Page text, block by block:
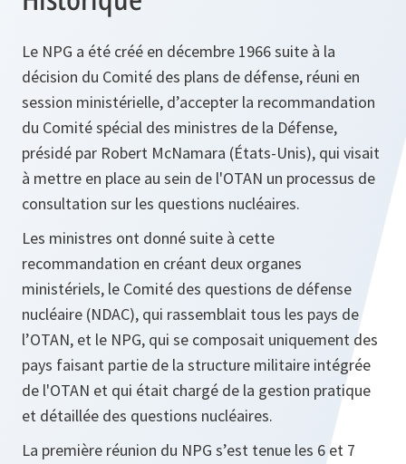
Le NPG a été créé en décembre 1966 suite à la
décision du Comité des plans de défense, réuni en
session ministérielle, d’accepter la recommandation
du Comité spécial des ministres de la Défense,
présidé par Robert McNamara (États-Unis), qui visait
à mettre en place au sein de l'OTAN un processus de
consultation sur les questions nucléaires.
Les ministres ont donné suite à cette
recommandation en créant deux organes
ministériels, le Comité des questions de défense
nucléaire (NDAC), qui rassemblait tous les pays de
l’OTAN, et le NPG, qui se composait uniquement des
pays faisant partie de la structure militaire intégrée
de l'OTAN et qui était chargé de la gestion pratique
et détaillée des questions nucléaires.
La première réunion du NPG s’est tenue les 6 et 7